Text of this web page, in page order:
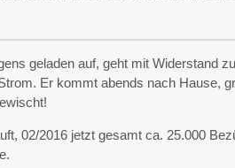
geladen auf, geht mit Widerstand
Er kommt abends nach Hause,
02/2016 jetzt gesamt ca. 25.000